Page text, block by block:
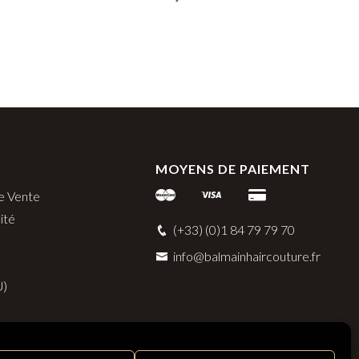
Vente
MOYENS DE PAIEMENT
(+33) (0)1 84 79 79 70
info@balmainhaircouture.fr